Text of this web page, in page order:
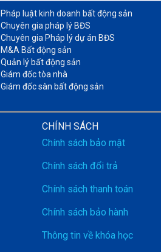
Pháp luật kinh doanh bất động sản​
Chuyên gia pháp lý BĐS
Chuyên gia Pháp lý dự án BĐS
M&A Bất động sản​
Quản lý bất động sản
Giám đốc tòa nhà​
Giám đốc sàn bất động sản
CHÍNH SÁCH
Chính sách bảo mật
Chính sách đổi trả
Chính sách thanh toán
Chính sách bảo hành
Thông tin về khóa học